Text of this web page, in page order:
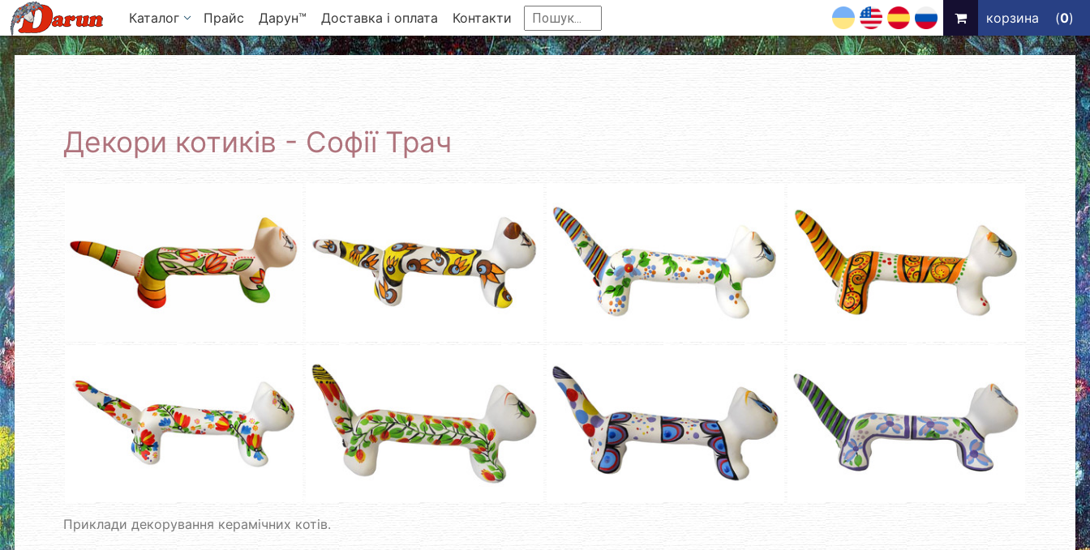
корзина (0)
UA EN ES RU
Каталог Прайс Дарун™ Доставка і оплата Контакти
Декори котиків - Софії Трач
Приклади декорування керамічних котів.